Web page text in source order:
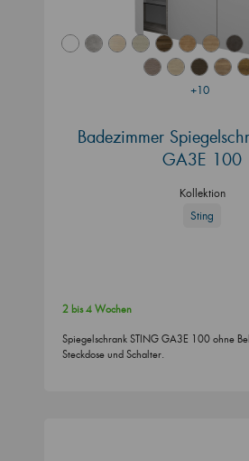
+10
Badezimmer
GA3E 100
Kollektion
Sting
2 bis 4 Wochen
Spiegelschrank STING GA3E 100 ohne
Steckdose und Schalter.